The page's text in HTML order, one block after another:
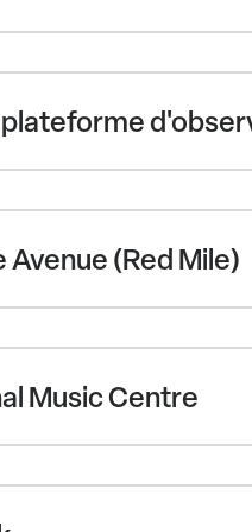
Avenue (Red Mile)
Music Centre